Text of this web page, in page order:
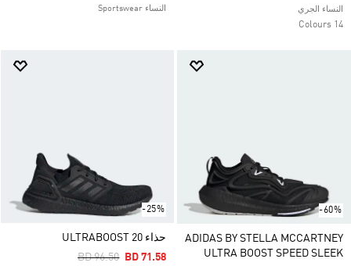
النساء الجري
14 Colours
النساء Sportswear
-60%
ADIDAS BY STELLA MCCARTNEY
ULTRA BOOST SPEED SLEEK
-25%
حذاء ULTRABOOST 20
Price Reduced From
BD 96.50ToBD 71.58